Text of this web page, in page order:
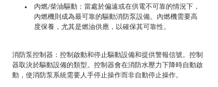
內燃/柴油驅動：當處於偏遠或在供電不可靠的情況下，
內燃機則成為最可靠的驅動消防泵設備。內燃機需要高
度保養，尤其是燃油供應，以確保其可靠性。
消防泵控制器：控制啟動和停止驅動設備和提供警報信號。控制
器取決於驅動設備的類型。控制器會在消防水壓力下降時自動啟
動，使消防泵系統需要人手停止操作而非自動停止操作。